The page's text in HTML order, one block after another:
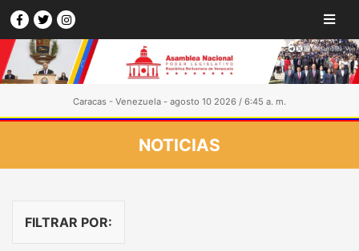
Caracas - Venezuela - agosto 10 2026 / 6:45 a. m.
NOTICIAS
FILTRAR POR: